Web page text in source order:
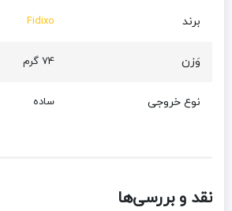
برند Fidixo
وَزن 74 گرم
نوع خروجی ساده
نقد و بررسی‌ها